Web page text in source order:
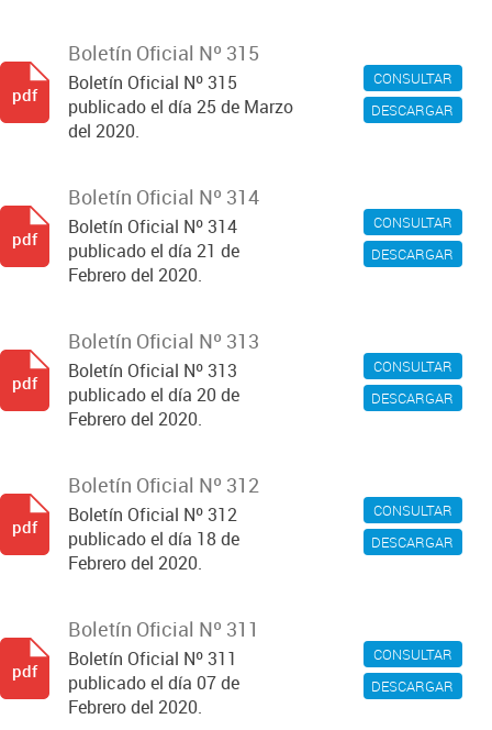
CONSULTAR
DESCARGAR
Boletín Oficial Nº 315
Boletín Oficial Nº 315
publicado el día 25 de Marzo
del 2020.
pdf
CONSULTAR
DESCARGAR
Boletín Oficial Nº 314
Boletín Oficial Nº 314
publicado el día 21 de
Febrero del 2020.
pdf
CONSULTAR
DESCARGAR
Boletín Oficial Nº 313
Boletín Oficial Nº 313
publicado el día 20 de
Febrero del 2020.
pdf
CONSULTAR
DESCARGAR
Boletín Oficial Nº 312
Boletín Oficial Nº 312
publicado el día 18 de
Febrero del 2020.
pdf
CONSULTAR
DESCARGAR
Boletín Oficial Nº 311
Boletín Oficial Nº 311
publicado el día 07 de
Febrero del 2020.
pdf